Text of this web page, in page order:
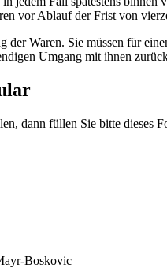
vor Ablauf der Frist von
der Waren. Sie müssen für
Umgang mit ihnen
dann füllen Sie bitte dieses
Boskovic